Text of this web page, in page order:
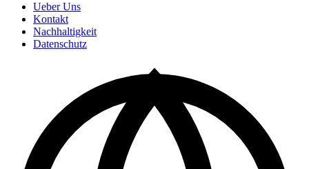
Ueber Uns
Kontakt
Nachhaltigkeit
Datenschutz